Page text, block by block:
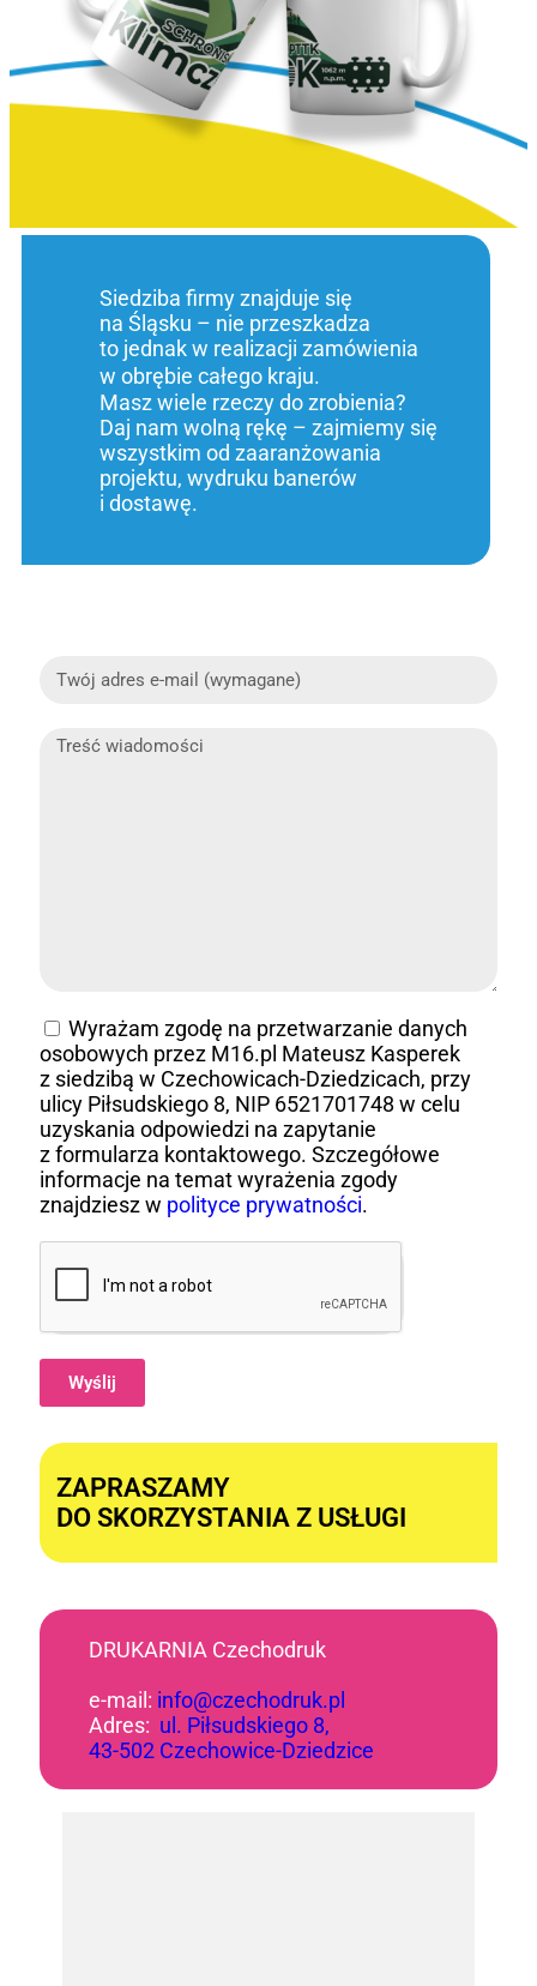
Siedziba firmy znajduje się
na Śląsku – nie przeszkadza
to jednak w realizacji zamówienia
w obrębie całego kraju.
Masz wiele rzeczy do zrobienia?
Daj nam wolną rękę – zajmiemy się
wszystkim od zaaranżowania
projektu, wydruku banerów
i dostawę.
Wyrażam zgodę na przetwarzanie danych
osobowych przez M16.pl Mateusz Kasperek
z siedzibą w Czechowicach-Dziedzicach, przy
ulicy Piłsudskiego 8, NIP 6521701748 w celu
uzyskania odpowiedzi na zapytanie
z formularza kontaktowego. Szczegółowe
informacje na temat wyrażenia zgody
znajdziesz w polityce prywatności.
Wyślij
ZAPRASZAMY
DO SKORZYSTANIA Z USŁUGI
DRUKARNIA Czechodruk
e-mail: info@czechodruk.pl
Adres: ul. Piłsudskiego 8,
43-502 Czechowice-Dziedzice